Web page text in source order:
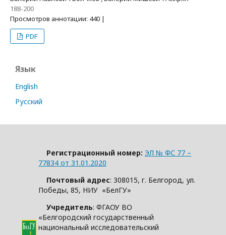
188-200
Просмотров аннотации: 440 |
PDF
Язык
English
Русский
Регистрационный номер: ЭЛ № ФС 77 –
77834 от 31.01.2020
Почтовый адрес: 308015, г. Белгород, ул.
Победы, 85, НИУ «БелГУ»
Учредитель: ФГАОУ ВО
«Белгородский государственный
национальный исследовательский